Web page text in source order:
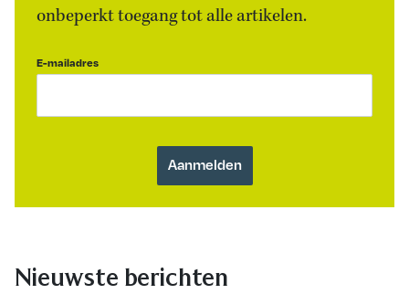
onbeperkt toegang tot alle artikelen.
E-mailadres
Nieuwste berichten